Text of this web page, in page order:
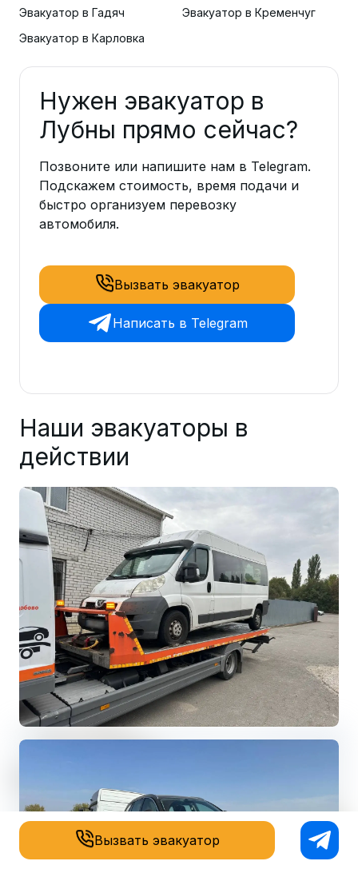
Вызвать эвакуатор
Эвакуатор в Гадяч
Эвакуатор в Кременчуг
Эвакуатор в Карловка
Нужен эвакуатор в
Лубны прямо сейчас?
Позвоните или напишите нам в Telegram.
Подскажем стоимость, время подачи и
быстро организуем перевозку
автомобиля.
Вызвать эвакуатор
Написать в Telegram
Наши эвакуаторы в
действии